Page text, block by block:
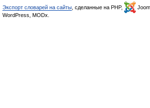
Экспорт словарей на сайты , сделанные на PHP,
WordPress, MODx.